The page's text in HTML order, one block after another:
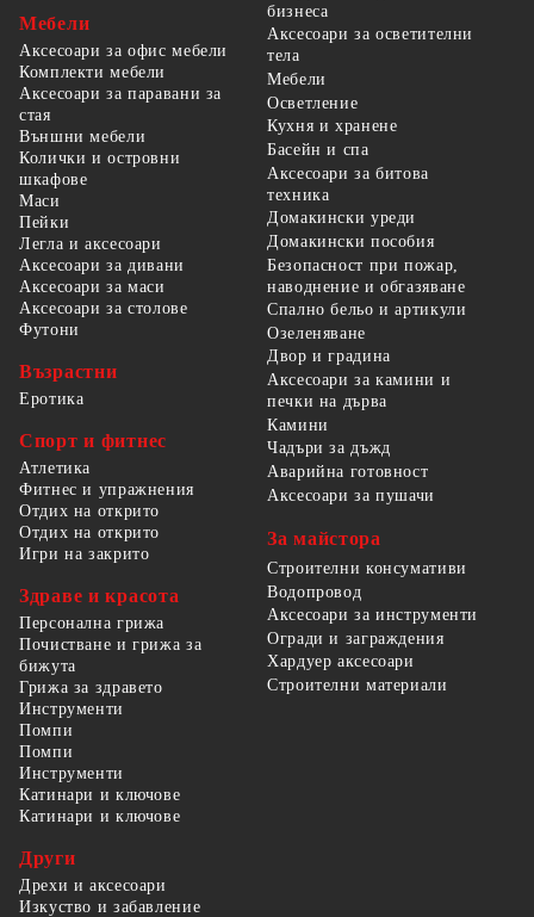
Мебели
Аксесоари за офис мебели
Комплекти мебели
Аксесоари за паравани за
стая
Външни мебели
Колички и островни
шкафове
Маси
Пейки
Легла и аксесоари
Аксесоари за дивани
Аксесоари за маси
Аксесоари за столове
Футони
Възрастни
Еротика
Спорт и фитнес
Атлетика
Фитнес и упражнения
Отдих на открито
Отдих на открито
Игри на закрито
Здраве и красота
Персонална грижа
Почистване и грижа за
бижута
Грижа за здравето
бизнеса
Аксесоари за осветителни
тела
Мебели
Осветление
Кухня и хранене
Басейн и спа
Аксесоари за битова
техника
Домакински уреди
Домакински пособия
Безопасност при пожар,
наводнение и обгазяване
Спално бельо и артикули
Озеленяване
Двор и градина
Аксесоари за камини и
печки на дърва
Камини
Чадъри за дъжд
Аварийна готовност
Аксесоари за пушачи
За майстора
Строителни консумативи
Водопровод
Аксесоари за инструменти
Огради и заграждения
Хардуер аксесоари
Строителни материали
Инструменти
Помпи
Помпи
Инструменти
Катинари и ключове
Катинари и ключове
Други
Дрехи и аксесоари
Изкуство и забавление